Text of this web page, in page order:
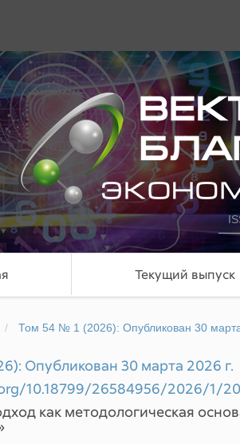
Текущий выпуск
Том 54 № 1 (2026): Опубликован 30
Опубликован 30 марта 2026 г.
10.18799/26584956/2026/1/
как методологическая